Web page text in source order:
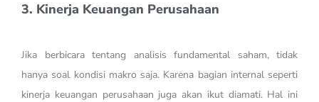
3. Kinerja Keuangan Perusahaan
Jika berbicara tentang analisis fundamental saham, tidak
hanya soal kondisi makro saja. Karena bagian internal seperti
kinerja keuangan perusahaan juga akan ikut diamati. Hal ini